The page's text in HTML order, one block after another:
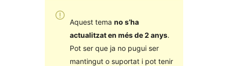
Aquest tema no s’ha
actualitzat en més de 2 anys.
Pot ser que ja no pugui ser
mantingut o suportat i pot tenir